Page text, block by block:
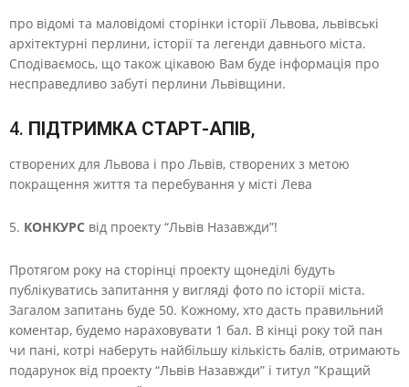
про відомі та маловідомі сторінки історії Львова, львівські
архітектурні перлини, історії та легенди давнього міста.
Сподіваємось, що також цікавою Вам буде інформація про
несправедливо забуті перлини Львівщини.
4. ПІДТРИМКА СТАРТ-АПІВ,
створених для Львова і про Львів, створених з метою
покращення життя та перебування у місті Лева
5. КОНКУРС від проекту “Львів Назавжди”!
Протягом року на сторінці проекту щонеділі будуть
публікуватись запитання у вигляді фото по історії міста.
Загалом запитань буде 50. Кожному, хто дасть правильний
коментар, будемо нараховувати 1 бал. В кінці року той пан
чи пані, котрі наберуть найбільшу кількість балів, отримають
подарунок від проекту “Львів Назавжди” і титул ”Кращий